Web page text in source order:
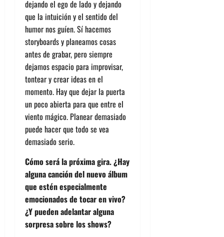
dejando el ego de lado y dejando
que la intuición y el sentido del
humor nos guíen. Sí hacemos
storyboards y planeamos cosas
antes de grabar, pero siempre
dejamos espacio para improvisar,
tontear y crear ideas en el
momento. Hay que dejar la puerta
un poco abierta para que entre el
viento mágico. Planear demasiado
puede hacer que todo se vea
demasiado serio.
Cómo será la próxima gira. ¿Hay
alguna canción del nuevo álbum
que estén especialmente
emocionados de tocar en vivo?
¿Y pueden adelantar alguna
sorpresa sobre los shows?